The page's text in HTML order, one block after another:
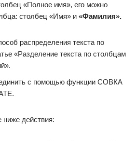
«Полное имя», его можно
столбец «Имя» и «Фамилия».
распределения текста по
«Разделение текста по столбцам
с помощью функции СОВКА
ниже действия: